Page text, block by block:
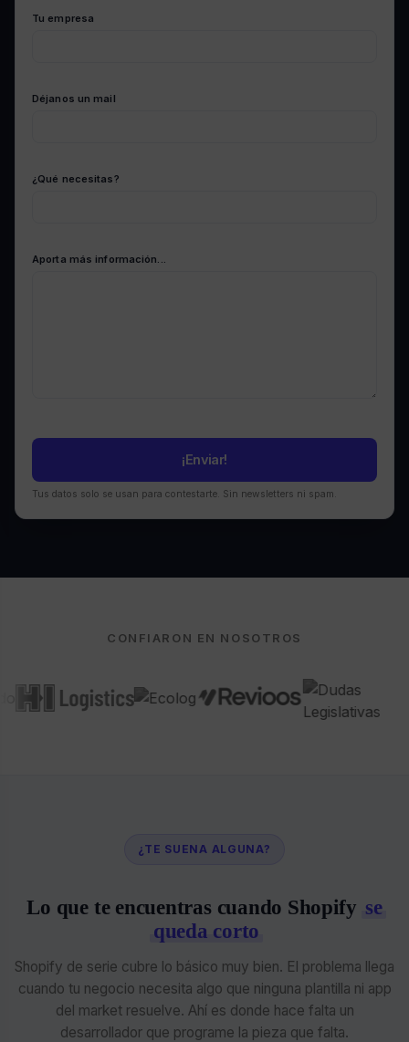
Tu empresa
Déjanos un mail
¿Qué necesitas?
Aporta más información...
Tus datos solo se usan para contestarte. Sin newsletters ni spam.
CONFIARON EN NOSOTROS
¿TE SUENA ALGUNA?
Lo que te encuentras cuando Shopify se
queda corto
Shopify de serie cubre lo básico muy bien. El problema llega
cuando tu negocio necesita algo que ninguna plantilla ni app
del market resuelve. Ahí es donde hace falta un
desarrollador que programe la pieza que falta.